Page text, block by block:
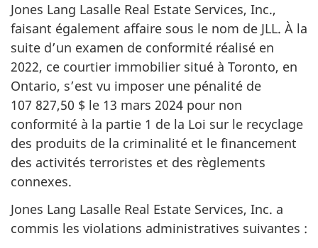
Jones Lang Lasalle Real Estate Services, Inc.,
faisant également affaire sous le nom de JLL. À la
suite d’un examen de conformité réalisé en
2022, ce courtier immobilier situé à Toronto, en
Ontario, s’est vu imposer une pénalité de
107 827,50 $ le 13 mars 2024 pour non
conformité à la partie 1 de la Loi sur le recyclage
des produits de la criminalité et le financement
des activités terroristes et des règlements
connexes.
Jones Lang Lasalle Real Estate Services, Inc. a
commis les violations administratives suivantes :